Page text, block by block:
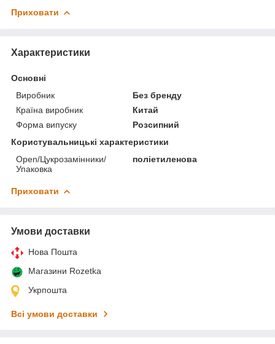
Приховати
Характеристики
Основні
Виробник
Без бренду
Країна виробник
Китай
Форма випуску
Розсипний
Користувальницькі характеристики
Open/Цукрозамінники/
Упаковка
поліетиленова
Приховати
Умови доставки
Нова Пошта
Магазини Rozetka
Укрпошта
Всі умови доставки